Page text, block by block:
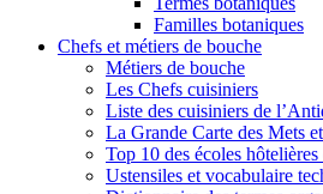
Familles botaniques
Chefs et métiers de bouche
Métiers de bouche
Les Chefs cuisiniers
Liste des cuisiniers de
La Grande Carte des Mets
Top 10 des écoles
Ustensiles et vocabulaire